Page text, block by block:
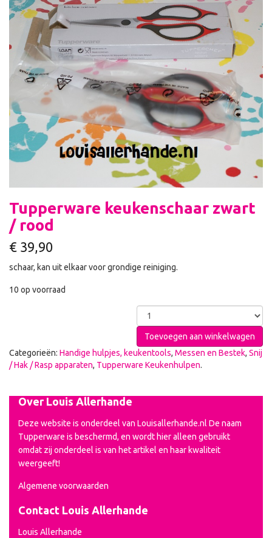
Tupperware keukenschaar zwart
/ rood
€ 39,90
schaar, kan uit elkaar voor grondige reiniging.
10 op voorraad
Toevoegen aan winkelwagen
Categorieën: Handige hulpjes, keukentools, Messen en Bestek, Snij
/ Hak / Rasp apparaten, Tupperware Keukenhulpen.
Over Louis Allerhande
Deze website is onderdeel van Louisallerhande.nl De naam
Tupperware is beschermd, en wordt hier alleen gebruikt
omdat zij onderdeel is van het artikel en haar kwaliteit
weergeeft!
Algemene voorwaarden
Contact Louis Allerhande
Louis Allerhande